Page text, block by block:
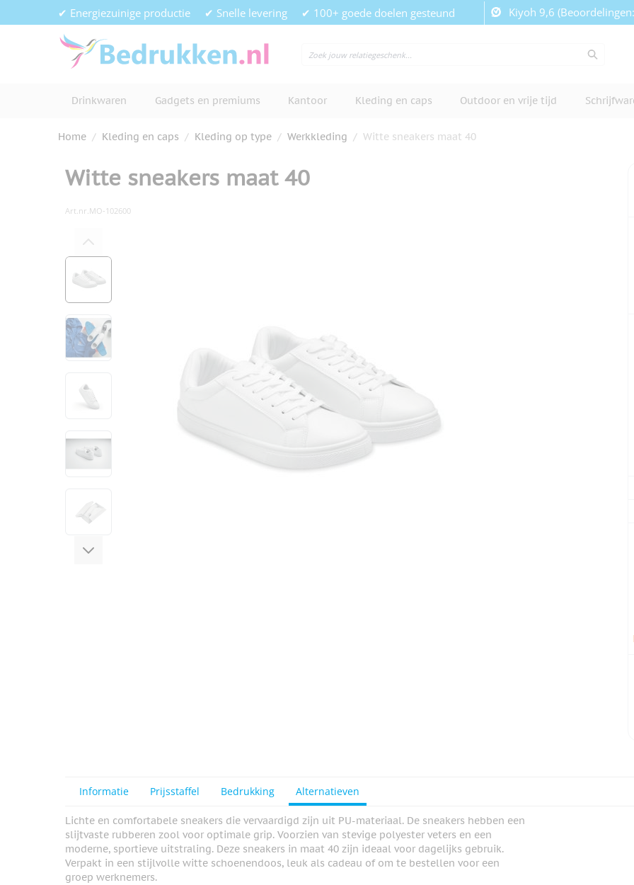
Ga naar de inhoud✔ Energiezuinige productie ✔ Snelle levering ✔ 100+ goede doelen gesteund Kiyoh 9,6
Drinkwaren Gadgets en premiums Kantoor Kleding en caps Outdoor en vrije tijd
Home / Kleding en caps / Kleding op type / Werkkleding / Witte sneakers maat 40
Witte sneakers maat 40
Art.nr.MO-102600
View larger image
View larger image
View larger image
Informatie Prijsstaffel Bedrukking Alternatieven
Lichte en comfortabele sneakers die vervaardigd zijn uit PU-materiaal. De sneakers hebben een
slijtvaste rubberen zool voor optimale grip. Voorzien van stevige polyester veters en een
moderne, sportieve uitstraling. Deze sneakers in maat 40 zijn ideaal voor dagelijks gebruik.
Verpakt in een stijlvolle witte schoenendoos, leuk als cadeau of om te bestellen voor een
groep werknemers.